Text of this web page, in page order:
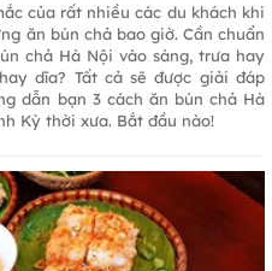
của rất nhiều các du khách khi
ăn bún chả bao giờ. Cần chuẩn
chả Hà Nội vào sáng, trưa hay
dĩa? Tất cả sẽ được giải đáp
dẫn bạn 3 cách ăn bún chả Hà
Kỳ thời xưa. Bắt đầu nào!